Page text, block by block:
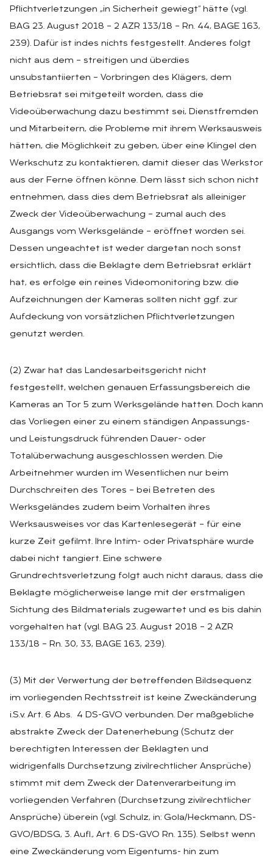
Pflichtverletzungen „in Sicherheit gewiegt“ hätte (vgl.
BAG 23. August 2018 – 2 AZR 133/18 – Rn. 44, BAGE 163,
239). Dafür ist indes nichts festgestellt. Anderes folgt
nicht aus dem – streitigen und überdies
unsubstantiierten – Vorbringen des Klägers, dem
Betriebsrat sei mitgeteilt worden, dass die
Videoüberwachung dazu bestimmt sei, Dienstfremden
und Mitarbeitern, die Probleme mit ihrem Werksausweis
hätten, die Möglichkeit zu geben, über eine Klingel den
Werkschutz zu kontaktieren, damit dieser das Werkstor
aus der Ferne öffnen könne. Dem lässt sich schon nicht
entnehmen, dass dies dem Betriebsrat als alleiniger
Zweck der Videoüberwachung – zumal auch des
Ausgangs vom Werksgelände – eröffnet worden sei.
Dessen ungeachtet ist weder dargetan noch sonst
ersichtlich, dass die Beklagte dem Betriebsrat erklärt
hat, es erfolge ein reines Videomonitoring bzw. die
Aufzeichnungen der Kameras sollten nicht ggf. zur
Aufdeckung von vorsätzlichen Pflichtverletzungen
genutzt werden.
(2) Zwar hat das Landesarbeitsgericht nicht
festgestellt, welchen genauen Erfassungsbereich die
Kameras an Tor 5 zum Werksgelände hatten. Doch kann
das Vorliegen einer zu einem ständigen Anpassungs-
und Leistungsdruck führenden Dauer- oder
Totalüberwachung ausgeschlossen werden. Die
Arbeitnehmer wurden im Wesentlichen nur beim
Durchschreiten des Tores – bei Betreten des
Werksgeländes zudem beim Vorhalten ihres
Werksausweises vor das Kartenlesegerät – für eine
kurze Zeit gefilmt. Ihre Intim- oder Privatsphäre wurde
dabei nicht tangiert. Eine schwere
Grundrechtsverletzung folgt auch nicht daraus, dass die
Beklagte möglicherweise lange mit der erstmaligen
Sichtung des Bildmaterials zugewartet und es bis dahin
vorgehalten hat (vgl. BAG 23. August 2018 – 2 AZR
133/18 – Rn. 30, 33, BAGE 163, 239).
(3) Mit der Verwertung der betreffenden Bildsequenz
im vorliegenden Rechtsstreit ist keine Zweckänderung
i.S.v. Art. 6 Abs. 4 DS-GVO verbunden. Der maßgebliche
abstrakte Zweck der Datenerhebung (Schutz der
berechtigten Interessen der Beklagten und
widrigenfalls Durchsetzung zivilrechtlicher Ansprüche)
stimmt mit dem Zweck der Datenverarbeitung im
vorliegenden Verfahren (Durchsetzung zivilrechtlicher
Ansprüche) überein (vgl. Schulz, in: Gola/Heckmann, DS-
GVO/BDSG, 3. Aufl., Art. 6 DS-GVO Rn. 135). Selbst wenn
eine Zweckänderung vom Eigentums- hin zum